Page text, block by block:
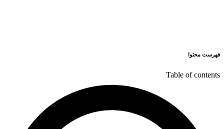
فهرست محتوا
Table of contents